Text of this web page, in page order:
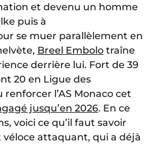
et devenu un homme
puis à
se muer parallèlement en
Breel Embolo traîne
derrière lui. Fort de 39
20 en Ligue des
l’AS Monaco cet
jusqu’en 2026. En ce
voici ce qu’il faut savoir
véloce attaquant, qui a déjà